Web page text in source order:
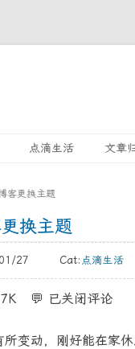
点滴生活 文章
客更换主题
换主题
01/27 Cat: 点滴生活
💬 已关闭评论
变动，刚好能在家